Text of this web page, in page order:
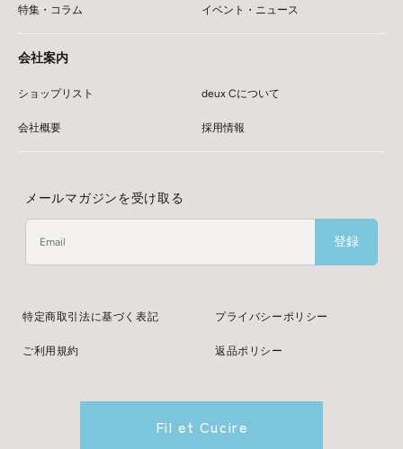
特集・コラム イベント・ニュース
会社案内
ショップリスト deux Cについて
会社概要 採用情報
メールマガジンを受け取る
登録
特定商取引法に基づく表記 プライバシーポリシー
ご利用規約 返品ポリシー
Fil et Cucire